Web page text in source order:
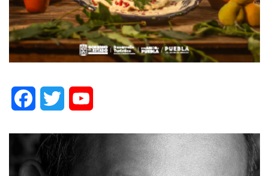
FacebookTwitter